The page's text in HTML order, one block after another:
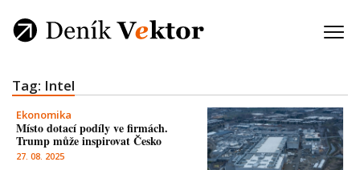
Tag: Intel
Ekonomika
Místo dotací podíly ve firmách.
Trump může inspirovat Česko
27. 08. 2025